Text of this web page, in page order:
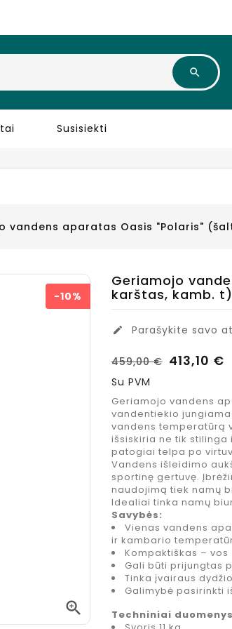
Susisiekti
vandens aparatas Oasis "Polaris"
Jacobs
Caramel
kavos
−10%

Geriamojo
karštas, kamb.
edit Parašykite savo
459,00 € 413,10 €
Su PVM
Geriamojo vandens
vandentiekio
vandens temperatūrą
išsiskiria ne tik
patogiai telpa po
Vandens išleidimo
sportinę gertuvę.
naudojimą tiek namų
Idealiai tinka namų
Savybės:
Vienas vandens
ir kambario
Kompaktiškas –
Gali būti prijungtas
Tinka įvairaus
Galimybė pasirinkti
Techniniai